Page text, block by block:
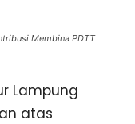
Membina PDTT
Lampung
atas